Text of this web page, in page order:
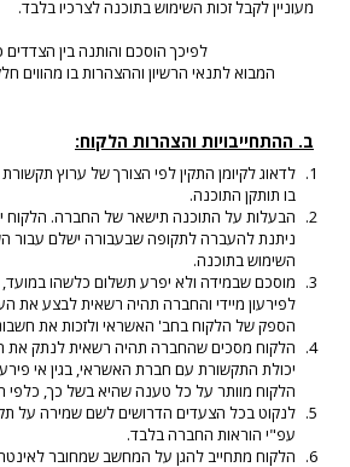
מעוניין לקבל זכות השימוש בתוכנה לצרכיו בלבד.
לפיכך הוסכם והותנה בין הצדדים
המבוא לתנאי הרשיון וההצהרות בו מהווים
ב. ההתחייבויות והצהרות הלקוח:
לדאוג לקיומן התקין לפי הצורך של ערוץ
בו תותקן התוכנה.
הבעלות על התוכנה תישאר של החברה. הלקוח
ניתנת להעברה לתקופה שבעבורה ישלם עבור
השימוש בתוכנה.
מוסכם שבמידה ולא יפרע תשלום כלשהו
לפירעון מיידי והחברה תהיה רשאית לבצע את
הספק של הלקוח בחב' האשראי ולזכות את
הלקוח מסכים שהחברה תהיה רשאית לנתק את
יכולת התקשורת עם חברת האשראי, בגין אי
הלקוח מוותר על כל טענה שהיא בשל כך, כלפי
לנקוט בכל הצעדים הדרושים לשם שמירה על
עפ"י הוראות החברה בלבד.
הלקוח מתחייב להגן על המחשב שמחובר